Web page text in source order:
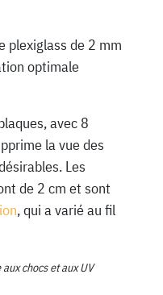
plexiglass de 2 mm
optimale
avec 8
la vue des
Les
de 2 cm et sont
, qui a varié au fil
chocs et aux UV